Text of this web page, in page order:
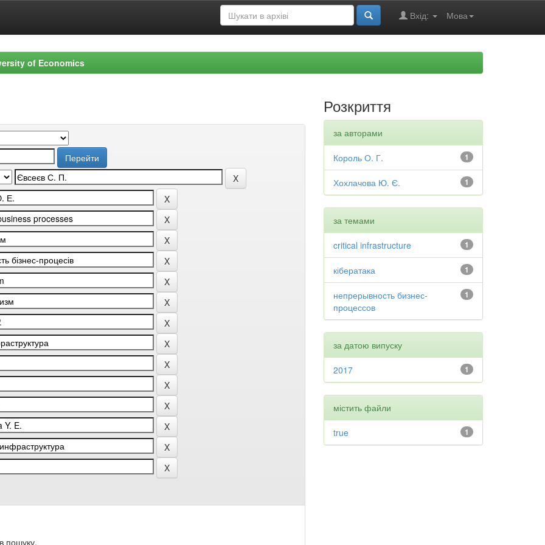
Мова
Вхід:
of Economics
пошуку.
Розкриття
за авторами
1
Король О. Г.
1
Хохлачова Ю. Є.
за темами
1
critical infrastructure
1
кібератака
1
непрерывность бизнес-
процессов
за датою випуску
1
2017
містить файли
1
true